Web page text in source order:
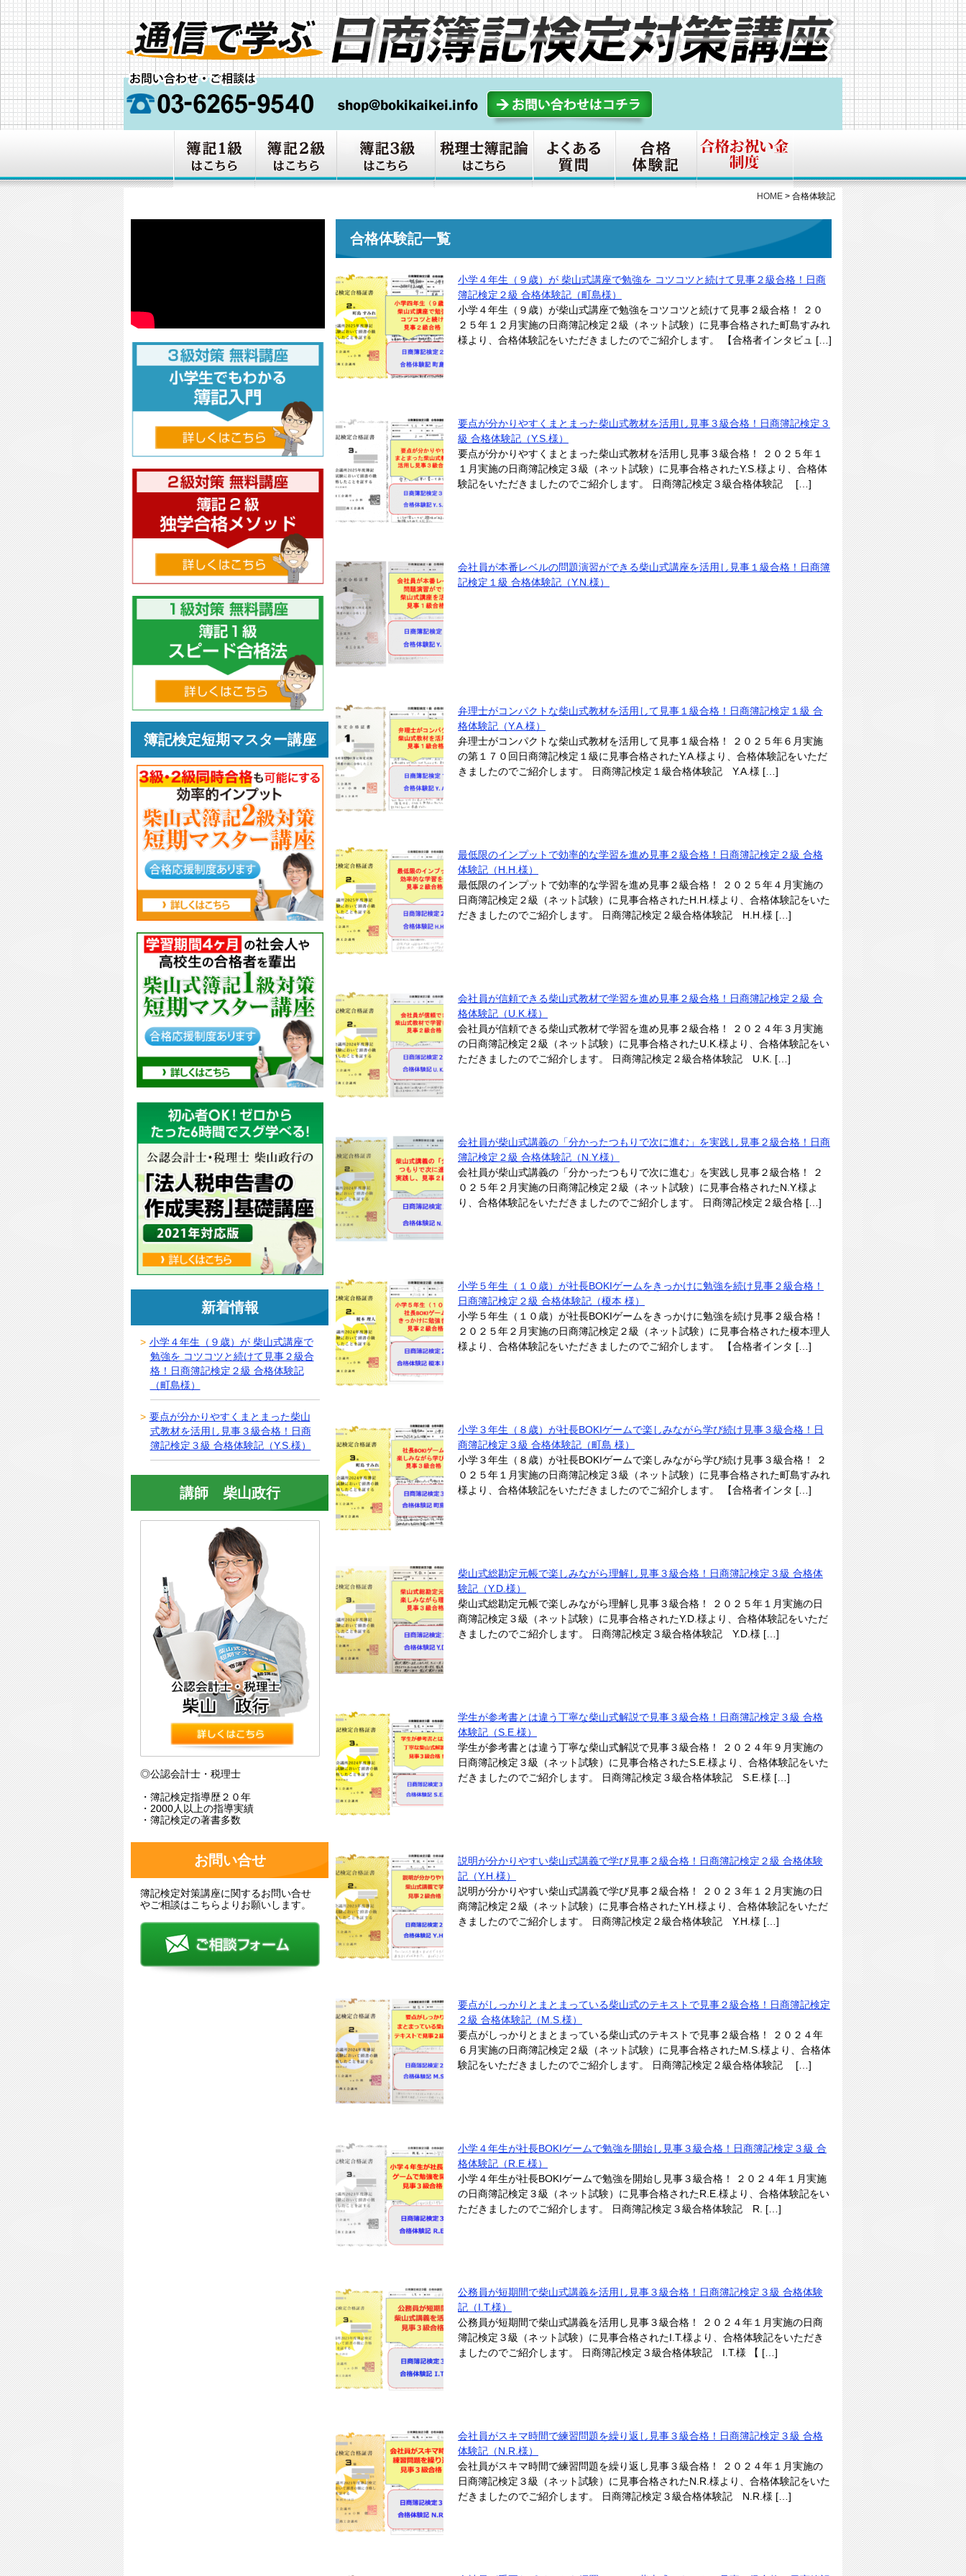
HOME > 合格体験記
合格体験記一覧
小学４年生（９歳）が 柴山式講座で勉強を コツコツと続けて見事２級合格！日商
簿記検定２級 合格体験記（町島様）
小学４年生（９歳）が柴山式講座で勉強をコツコツと続けて見事２級合格！ ２０
２５年１２月実施の日商簿記検定２級（ネット試験）に見事合格された町島すみれ
様より、合格体験記をいただきましたのでご紹介します。 【合格者インタビュ […]
要点が分かりやすくまとまった柴山式教材を活用し見事３級合格！日商簿記検定３
級 合格体験記（Y.S.様）
要点が分かりやすくまとまった柴山式教材を活用し見事３級合格！ ２０２５年１
１月実施の日商簿記検定３級（ネット試験）に見事合格されたY.S.様より、合格体
験記をいただきましたのでご紹介します。 日商簿記検定３級合格体験記 […]
会社員が本番レベルの問題演習ができる柴山式講座を活用し見事１級合格！日商簿
記検定１級 合格体験記（Y.N.様）
弁理士がコンパクトな柴山式教材を活用して見事１級合格！日商簿記検定１級 合
格体験記（Y.A.様）
弁理士がコンパクトな柴山式教材を活用して見事１級合格！ ２０２５年６月実施
の第１７０回日商簿記検定１級に見事合格されたY.A.様より、合格体験記をいただ
きましたのでご紹介します。 日商簿記検定１級合格体験記 Y.A.様 […]
最低限のインプットで効率的な学習を進め見事２級合格！日商簿記検定２級 合格
体験記（H.H.様）
最低限のインプットで効率的な学習を進め見事２級合格！ ２０２５年４月実施の
日商簿記検定２級（ネット試験）に見事合格されたH.H.様より、合格体験記をいた
だきましたのでご紹介します。 日商簿記検定２級合格体験記 H.H.様 […]
会社員が信頼できる柴山式教材で学習を進め見事２級合格！日商簿記検定２級 合
格体験記（U.K.様）
会社員が信頼できる柴山式教材で学習を進め見事２級合格！ ２０２４年３月実施
の日商簿記検定２級（ネット試験）に見事合格されたU.K.様より、合格体験記をい
ただきましたのでご紹介します。 日商簿記検定２級合格体験記 U.K. […]
会社員が柴山式講義の「分かったつもりで次に進む」を実践し見事２級合格！日商
簿記検定２級 合格体験記（N.Y.様）
会社員が柴山式講義の「分かったつもりで次に進む」を実践し見事２級合格！ ２
０２５年２月実施の日商簿記検定２級（ネット試験）に見事合格されたN.Y.様よ
り、合格体験記をいただきましたのでご紹介します。 日商簿記検定２級合格 […]
小学５年生（１０歳）が社長BOKIゲームをきっかけに勉強を続け見事２級合格！
日商簿記検定２級 合格体験記（榎本 様）
小学５年生（１０歳）が社長BOKIゲームをきっかけに勉強を続け見事２級合格！
２０２５年２月実施の日商簿記検定２級（ネット試験）に見事合格された榎本理人
様より、合格体験記をいただきましたのでご紹介します。 【合格者インタ […]
小学３年生（８歳）が社長BOKIゲームで楽しみながら学び続け見事３級合格！日
商簿記検定３級 合格体験記（町島 様）
小学３年生（８歳）が社長BOKIゲームで楽しみながら学び続け見事３級合格！ ２
０２５年１月実施の日商簿記検定３級（ネット試験）に見事合格された町島すみれ
様より、合格体験記をいただきましたのでご紹介します。 【合格者インタ […]
柴山式総勘定元帳で楽しみながら理解し見事３級合格！日商簿記検定３級 合格体
験記（Y.D.様）
柴山式総勘定元帳で楽しみながら理解し見事３級合格！ ２０２５年１月実施の日
商簿記検定３級（ネット試験）に見事合格されたY.D.様より、合格体験記をいただ
きましたのでご紹介します。 日商簿記検定３級合格体験記 Y.D.様 […]
学生が参考書とは違う丁寧な柴山式解説で見事３級合格！日商簿記検定３級 合格
体験記（S.E.様）
学生が参考書とは違う丁寧な柴山式解説で見事３級合格！ ２０２４年９月実施の
日商簿記検定３級（ネット試験）に見事合格されたS.E.様より、合格体験記をいた
だきましたのでご紹介します。 日商簿記検定３級合格体験記 S.E.様 […]
説明が分かりやすい柴山式講義で学び見事２級合格！日商簿記検定２級 合格体験
記（Y.H.様）
説明が分かりやすい柴山式講義で学び見事２級合格！ ２０２３年１２月実施の日
商簿記検定２級（ネット試験）に見事合格されたY.H.様より、合格体験記をいただ
きましたのでご紹介します。 日商簿記検定２級合格体験記 Y.H.様 […]
要点がしっかりとまとまっている柴山式のテキストで見事２級合格！日商簿記検定
２級 合格体験記（M.S.様）
要点がしっかりとまとまっている柴山式のテキストで見事２級合格！ ２０２４年
６月実施の日商簿記検定２級（ネット試験）に見事合格されたM.S.様より、合格体
験記をいただきましたのでご紹介します。 日商簿記検定２級合格体験記 […]
小学４年生が社長BOKIゲームで勉強を開始し見事３級合格！日商簿記検定３級 合
格体験記（R.E.様）
小学４年生が社長BOKIゲームで勉強を開始し見事３級合格！ ２０２４年１月実施
の日商簿記検定３級（ネット試験）に見事合格されたR.E.様より、合格体験記をい
ただきましたのでご紹介します。 日商簿記検定３級合格体験記 R. […]
公務員が短期間で柴山式講義を活用し見事３級合格！日商簿記検定３級 合格体験
記（I.T.様）
公務員が短期間で柴山式講義を活用し見事３級合格！ ２０２４年１月実施の日商
簿記検定３級（ネット試験）に見事合格されたI.T.様より、合格体験記をいただき
ましたのでご紹介します。 日商簿記検定３級合格体験記 I.T.様 【 […]
会社員がスキマ時間で練習問題を繰り返し見事３級合格！日商簿記検定３級 合格
体験記（N.R.様）
会社員がスキマ時間で練習問題を繰り返し見事３級合格！ ２０２４年１月実施の
日商簿記検定３級（ネット試験）に見事合格されたN.R.様より、合格体験記をいた
だきましたのでご紹介します。 日商簿記検定３級合格体験記 N.R.様 […]
簿記検定短期マスター講座
新着情報
小学４年生（９歳）が 柴山式講座で
勉強を コツコツと続けて見事２級合
格！日商簿記検定２級 合格体験記
（町島様）
要点が分かりやすくまとまった柴山
式教材を活用し見事３級合格！日商
簿記検定３級 合格体験記（Y.S.様）
講師 柴山政行
◎公認会計士・税理士
・簿記検定指導歴２０年
・2000人以上の指導実績
・簿記検定の著書多数
お問い合せ
簿記検定対策講座に関するお問い合せ
やご相談はこちらよりお願いします。